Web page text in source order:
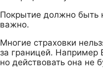
Покрытие должно быть
важно.
Многие страховки
за границей. Например
но действовать она не